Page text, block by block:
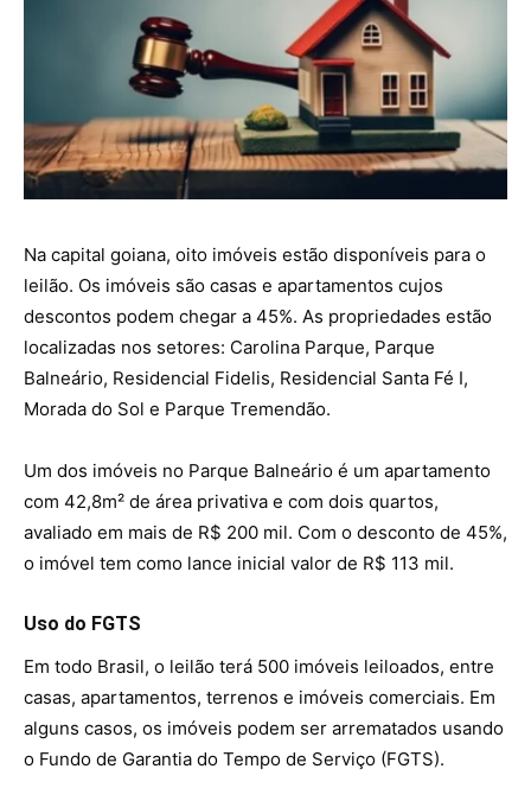
Na capital goiana, oito imóveis estão disponíveis para o
leilão. Os imóveis são casas e apartamentos cujos
descontos podem chegar a 45%. As propriedades estão
localizadas nos setores: Carolina Parque, Parque
Balneário, Residencial Fidelis, Residencial Santa Fé I,
Morada do Sol e Parque Tremendão.
Um dos imóveis no Parque Balneário é um apartamento
com 42,8m² de área privativa e com dois quartos,
avaliado em mais de R$ 200 mil. Com o desconto de 45%,
o imóvel tem como lance inicial valor de R$ 113 mil.
Uso do FGTS
Em todo Brasil, o leilão terá 500 imóveis leiloados, entre
casas, apartamentos, terrenos e imóveis comerciais. Em
alguns casos, os imóveis podem ser arrematados usando
o Fundo de Garantia do Tempo de Serviço (FGTS).